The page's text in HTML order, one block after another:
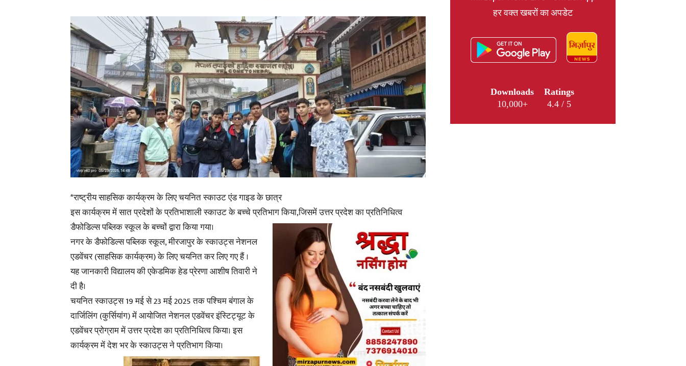
News,
Latest
Hindi,
*राष्ट्रीय साहसिक कार्यक्रम के लिए चयनित स्काउट एंड गाइड के छात्र
इस कार्यक्रम में सात प्रदेशों के प्रतिभाशाली स्काउट के बच्चे प्रतिभाग किया,जिसमें उत्तर प्रदेश का प्रतिनिधित्व
डैफोडिल्स पब्लिक स्कूल के बच्चों द्वारा किया गया।
नगर के डैफोडिल्स पब्लिक स्कूल, मीरजापुर के स्काउट्स नेशनल
एडवेंचर (साहसिक कार्यक्रम) के लिए चयनित कर लिए गए हैं ।
यह जानकारी विद्यालय की एकेडमिक हेड प्रेरणा आशीष तिवारी ने
दी है।
चयनित स्काउट्स 19 मई से 23 मई 2025 तक पश्चिम बंगाल के
दार्जिलिंग (कुर्सियांग) में आयोजित नेशनल एडवेंचर इंस्टिट्यूट के
एडवेंचर प्रोग्राम में उत्तर प्रदेश का प्रतिनिधित्व किया। इस
कार्यक्रम में देश भर के स्काउट्स ने प्रतिभाग किया।
हर वक्त खबरों का अपडेट
Downloads
10,000+
Ratings
4.4 / 5